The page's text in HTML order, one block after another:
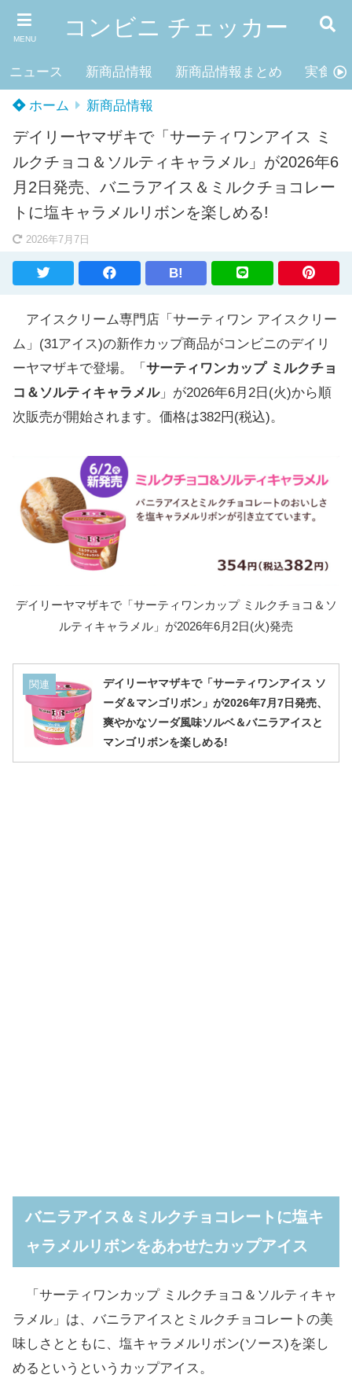
MENU コンビニ チェッカー
ニュース 新商品情報 新商品情報まとめ 実食レ
ホーム 新商品情報
デイリーヤマザキで「サーティワンアイス ミ
ルクチョコ＆ソルティキャラメル」が2026年6
月2日発売、バニラアイス＆ミルクチョコレー
トに塩キャラメルリボンを楽しめる!
2026年7月7日
B!
アイスクリーム専門店「サーティワン アイスクリー
ム」(31アイス)の新作カップ商品がコンビニのデイリ
ーヤマザキで登場。「 サーティワンカップ ミルクチョ
コ＆ソルティキャラメル」が2026年6月2日(火)から順
次販売が開始されます。価格は382円(税込)。
デイリーヤマザキで「サーティワンカップ ミルクチョコ＆ソ
ルティキャラメル」が2026年6月2日(火)発売
関連
デイリーヤマザキで「サーティワンアイス ソ
ーダ＆マンゴリボン」が2026年7月7日発売、
爽やかなソーダ風味ソルベ＆バニラアイスと
マンゴリボンを楽しめる!
バニラアイス＆ミルクチョコレートに塩キ
ャラメルリボンをあわせたカップアイス
「サーティワンカップ ミルクチョコ＆ソルティキャ
ラメル」は、バニラアイスとミルクチョコレートの美
味しさとともに、塩キャラメルリボン(ソース)を楽し
めるというというカップアイス。